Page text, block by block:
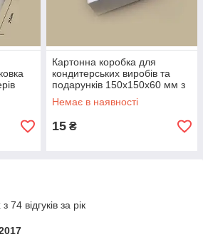
Картонна коробка для
кондитерських виробів та
подарунків 150х150х60 мм з
вікном біла
Немає в наявності
15 ₴
74 відгуків за рік